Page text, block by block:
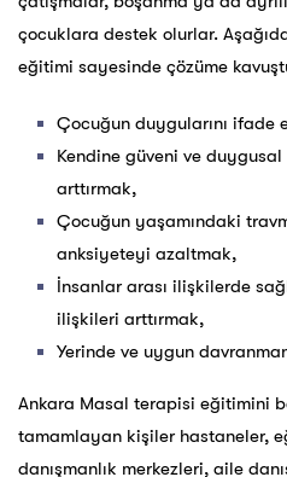
çocuklara destek olurlar.
eğitimi sayesinde çözüme
Çocuğun duygularını ifade
Kendine güveni ve
arttırmak,
Çocuğun yaşamındaki
anksiyeteyi azaltmak,
İnsanlar arası ilişkilerde
ilişkileri arttırmak,
Yerinde ve uygun
Ankara Masal terapisi eğitimini
tamamlayan kişiler hastaneler,
danışmanlık merkezleri, aile